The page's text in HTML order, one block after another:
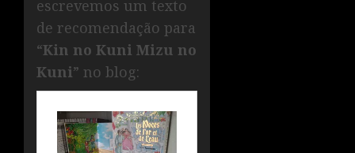
escrevemos um texto
de recomendação para
“Kin no Kuni Mizu no
Kuni” no blog: